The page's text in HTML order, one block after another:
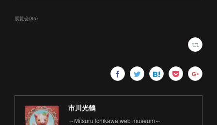
展覧会(85)
市川光鶴
～Mitsuru Ichikawa web museum～